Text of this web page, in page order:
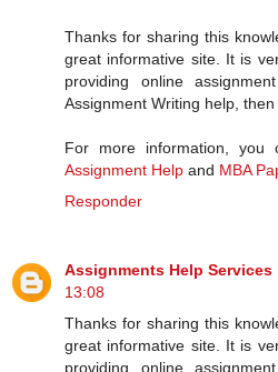
Thanks for sharing this
great informative site. It is
providing online
Assignment Writing help,
For more information, you
Assignment Help and MBA
Responder
Assignments Help Services
13:08
Thanks for sharing this
great informative site. It is
providing online